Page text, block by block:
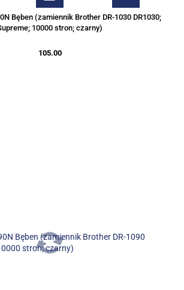
Bęben (zamiennik Brother DR-1030 DR1030;
10000 stron; czarny)
105.00